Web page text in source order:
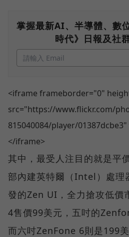
掌握最新AI、半導體、數
時代》日報及社
<iframe frameborder="0"
src="https://www.flickr.com/
815040084/player/
</iframe>
其中，最受人注目的就是平
部內建英特爾（Intel）處理
發的Zen UI，全力搶攻低價
4售價99美元，五吋的
而六吋ZenFone 6則是199